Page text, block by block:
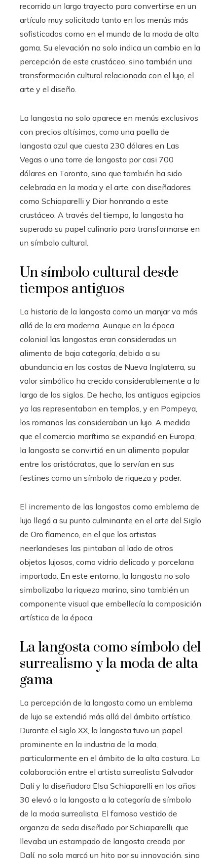
recorrido un largo trayecto para convertirse en un
artículo muy solicitado tanto en los menús más
sofisticados como en el mundo de la moda de alta
gama. Su elevación no solo indica un cambio en la
percepción de este crustáceo, sino también una
transformación cultural relacionada con el lujo, el
arte y el diseño.
La langosta no solo aparece en menús exclusivos
con precios altísimos, como una paella de
langosta azul que cuesta 230 dólares en Las
Vegas o una torre de langosta por casi 700
dólares en Toronto, sino que también ha sido
celebrada en la moda y el arte, con diseñadores
como Schiaparelli y Dior honrando a este
crustáceo. A través del tiempo, la langosta ha
superado su papel culinario para transformarse en
un símbolo cultural.
Un símbolo cultural desde
tiempos antiguos
La historia de la langosta como un manjar va más
allá de la era moderna. Aunque en la época
colonial las langostas eran consideradas un
alimento de baja categoría, debido a su
abundancia en las costas de Nueva Inglaterra, su
valor simbólico ha crecido considerablemente a lo
largo de los siglos. De hecho, los antiguos egipcios
ya las representaban en templos, y en Pompeya,
los romanos las consideraban un lujo. A medida
que el comercio marítimo se expandió en Europa,
la langosta se convirtió en un alimento popular
entre los aristócratas, que lo servían en sus
festines como un símbolo de riqueza y poder.
El incremento de las langostas como emblema de
lujo llegó a su punto culminante en el arte del Siglo
de Oro flamenco, en el que los artistas
neerlandeses las pintaban al lado de otros
objetos lujosos, como vidrio delicado y porcelana
importada. En este entorno, la langosta no solo
simbolizaba la riqueza marina, sino también un
componente visual que embellecía la composición
artística de la época.
La langosta como símbolo del
surrealismo y la moda de alta
gama
La percepción de la langosta como un emblema
de lujo se extendió más allá del ámbito artístico.
Durante el siglo XX, la langosta tuvo un papel
prominente en la industria de la moda,
particularmente en el ámbito de la alta costura. La
colaboración entre el artista surrealista Salvador
Dalí y la diseñadora Elsa Schiaparelli en los años
30 elevó a la langosta a la categoría de símbolo
de la moda surrealista. El famoso vestido de
organza de seda diseñado por Schiaparelli, que
llevaba un estampado de langosta creado por
Dalí, no solo marcó un hito por su innovación, sino